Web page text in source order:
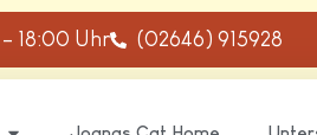
18:00 Uhr (02646) 915928